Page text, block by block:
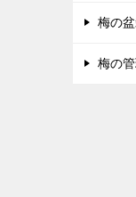
梅の
梅の